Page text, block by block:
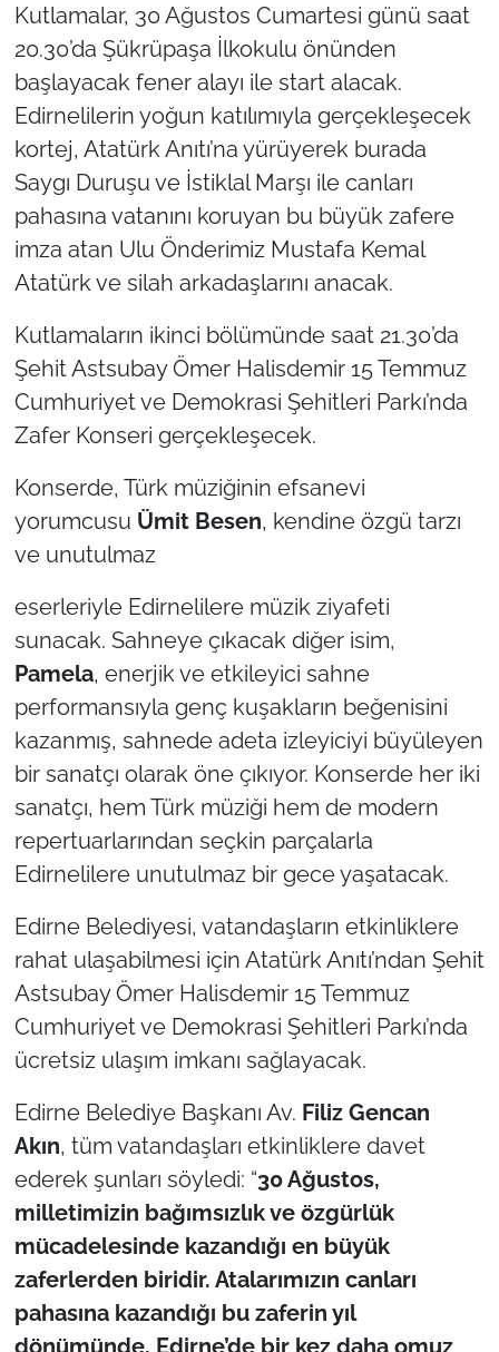
Kutlamalar, 30 Ağustos Cumartesi günü saat
20.30’da Şükrüpaşa İlkokulu önünden
başlayacak fener alayı ile start alacak.
Edirnelilerin yoğun katılımıyla gerçekleşecek
kortej, Atatürk Anıtı’na yürüyerek burada
Saygı Duruşu ve İstiklal Marşı ile canları
pahasına vatanını koruyan bu büyük zafere
imza atan Ulu Önderimiz Mustafa Kemal
Atatürk ve silah arkadaşlarını anacak.
Kutlamaların ikinci bölümünde saat 21.30’da
Şehit Astsubay Ömer Halisdemir 15 Temmuz
Cumhuriyet ve Demokrasi Şehitleri Parkı’nda
Zafer Konseri gerçekleşecek.
Konserde, Türk müziğinin efsanevi
yorumcusu Ümit Besen, kendine özgü tarzı
ve unutulmaz
eserleriyle Edirnelilere müzik ziyafeti
sunacak. Sahneye çıkacak diğer isim,
Pamela, enerjik ve etkileyici sahne
performansıyla genç kuşakların beğenisini
kazanmış, sahnede adeta izleyiciyi büyüleyen
bir sanatçı olarak öne çıkıyor. Konserde her iki
sanatçı, hem Türk müziği hem de modern
repertuarlarından seçkin parçalarla
Edirnelilere unutulmaz bir gece yaşatacak.
Edirne Belediyesi, vatandaşların etkinliklere
rahat ulaşabilmesi için Atatürk Anıtı’ndan Şehit
Astsubay Ömer Halisdemir 15 Temmuz
Cumhuriyet ve Demokrasi Şehitleri Parkı’nda
ücretsiz ulaşım imkanı sağlayacak.
Edirne Belediye Başkanı Av. Filiz Gencan
Akın, tüm vatandaşları etkinliklere davet
ederek şunları söyledi: “30 Ağustos,
milletimizin bağımsızlık ve özgürlük
mücadelesinde kazandığı en büyük
zaferlerden biridir. Atalarımızın canları
pahasına kazandığı bu zaferin yıl
dönümünde, Edirne’de bir kez daha omuz
Güvenlik
Genel
Politika
Flaş Haber
Dış Haberler
İş Dünyası
Bilim Teknoloji
English News
Canlı Maç
Genel-A
Gündem-Eğitim